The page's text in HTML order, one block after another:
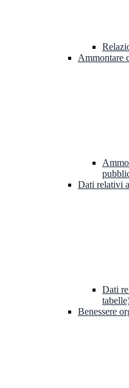
Ammontare
Dati relativi
Dati
Benessere